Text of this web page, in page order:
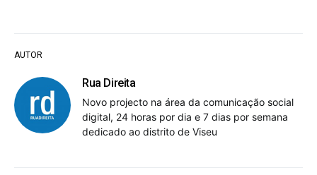
AUTOR
Rua Direita
Novo projecto na área da comunicação social
digital, 24 horas por dia e 7 dias por semana
dedicado ao distrito de Viseu